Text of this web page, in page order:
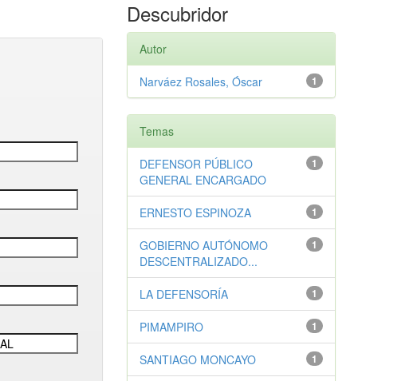
Descubridor
Autor
1
Narváez Rosales, Óscar
Temas
1
DEFENSOR PÚBLICO
GENERAL ENCARGADO
1
ERNESTO ESPINOZA
1
GOBIERNO AUTÓNOMO
DESCENTRALIZADO...
1
LA DEFENSORÍA
1
PIMAMPIRO
1
SANTIAGO MONCAYO